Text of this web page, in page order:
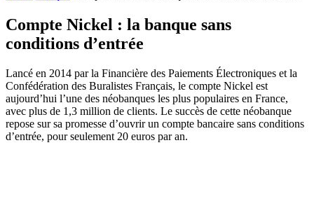
Compte Nickel : la banque sans
conditions d’entrée
Lancé en 2014 par la Financière des Paiements Électroniques et la
Confédération des Buralistes Français, le compte Nickel est
aujourd’hui l’une des néobanques les plus populaires en France,
avec plus de 1,3 million de clients. Le succès de cette néobanque
repose sur sa promesse d’ouvrir un compte bancaire sans conditions
d’entrée, pour seulement 20 euros par an.